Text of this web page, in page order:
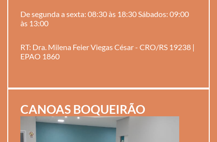
De segunda a sexta: 08:30 às 18:30 Sábados: 09:00
às 13:00
RT: Dra. Milena Feier Viegas César - CRO/RS 19238 |
EPAO 1860
CANOAS BOQUEIRÃO